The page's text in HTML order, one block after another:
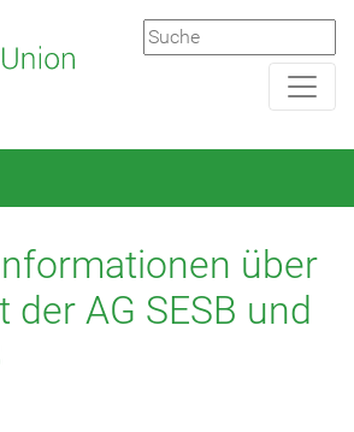
über
der AG SESB und